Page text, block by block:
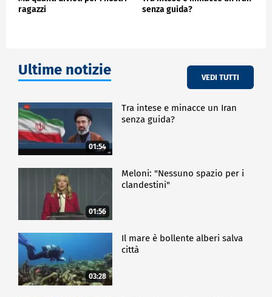
ragazzi
senza guida?
Ultime notizie VEDI TUTTI
01:54
Tra intese e minacce un Iran
senza guida?
01:56
Meloni: "Nessuno spazio per i
clandestini"
03:28
Il mare è bollente alberi salva
città